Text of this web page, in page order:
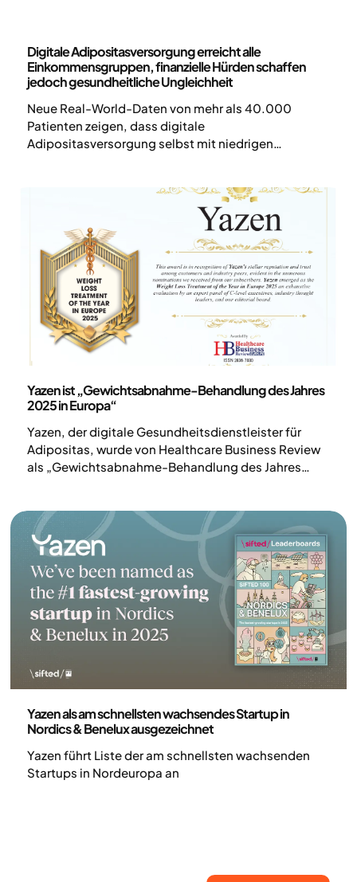
Digitale Adipositasversorgung erreicht alle
Einkommensgruppen, finanzielle Hürden schaffen
jedoch gesundheitliche Ungleichheit
Neue Real-World-Daten von mehr als 40.000
Patienten zeigen, dass digitale
Adipositasversorgung selbst mit niedrigen
Yazen ist „Gewichtsabnahme-Behandlung des Jahres
2025 in Europa“
Yazen, der digitale Gesundheitsdienstleister für
Adipositas, wurde von Healthcare Business Review
als „Gewichtsabnahme-Behandlung des Jahres
Yazen als am schnellsten wachsendes Startup in
Nordics & Benelux ausgezeichnet
Yazen führt Liste der am schnellsten wachsenden
Startups in Nordeuropa an